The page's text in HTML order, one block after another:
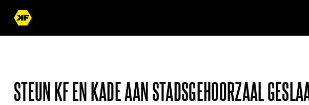
STEUN KF EN KADE AAN STADSGEHOORZAAL